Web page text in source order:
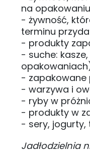
na
- żywność,
terminu
- produkty
- suche:
- zapakowane
- warzywa i
- ryby w
- produkty w
- sery, jogurty,
Jadłodzielnia